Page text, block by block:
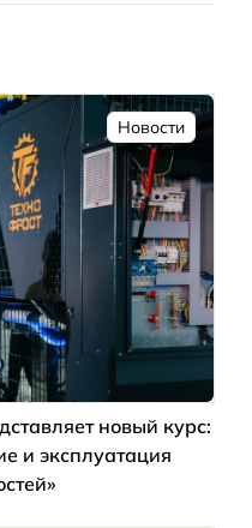
Новости
новый курс:
и эксплуатация